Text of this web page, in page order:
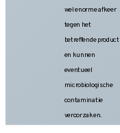
wel enorme afkeer
tegen het
betreffende product
en kunnen
eventueel
microbiologische
contaminatie
veroorzaken.